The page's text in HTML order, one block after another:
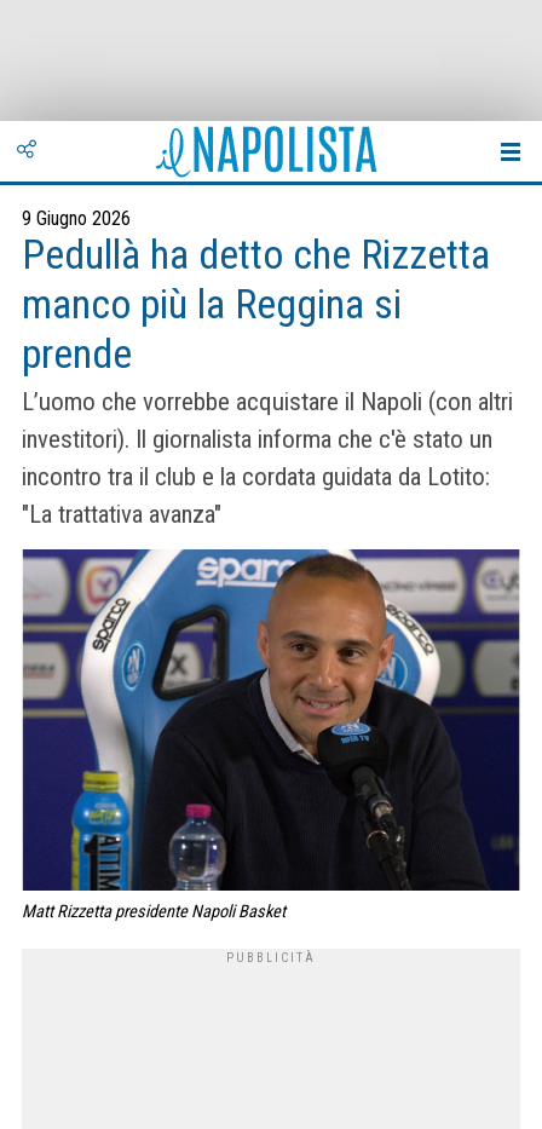
9 Giugno 2026
Pedullà ha detto che Rizzetta
manco più la Reggina si
prende
L’uomo che vorrebbe acquistare il Napoli (con altri
investitori). Il giornalista informa che c'è stato un
incontro tra il club e la cordata guidata da Lotito:
"La trattativa avanza"
Matt Rizzetta presidente Napoli Basket